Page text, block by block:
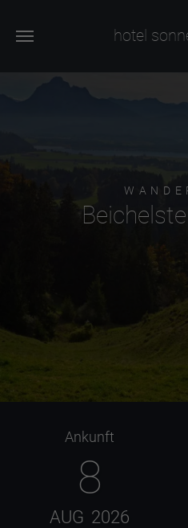
hotel
Ankunft
8
AUG 2026